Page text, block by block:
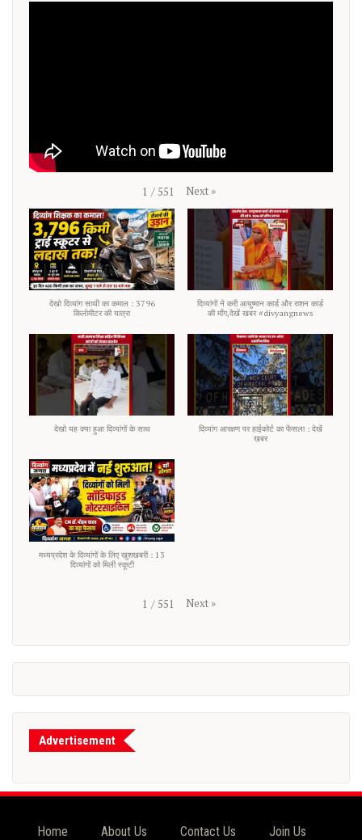
1 / 551 Next »
देखो दिव्यांग साथी का कमाल : 3796
किलोमीटर की यात्रा
दिव्यांगों ने करी आयुष्मान कार्ड और राशन कार्ड
की माँग,देखें खबर #divyangnews
देखो यह क्या हुआ दिव्यांगों के साथ
दिव्यांग आरक्षण पर हाईकोर्ट का फैसला : देखें
खबर
मध्यप्रदेश के दिव्यांगों के लिए खुशखबरी : 13
दिव्यांगों को मिली स्कूटी
1 / 551 Next »
Advertisement
Home About Us Contact Us Join Us